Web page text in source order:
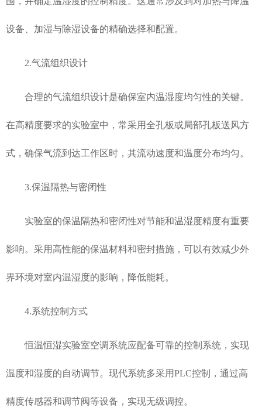
设备、加湿与除湿设备的精确选择和配置。
2.气流组织设计
合理的气流组织设计是确保室内温湿度均匀性的关键。
在高精度要求的实验室中，常采用全孔板或局部孔板送风方
式，确保气流到达工作区时，其流动速度和温度分布均匀。
3.保温隔热与密闭性
实验室的保温隔热和密闭性对节能和温湿度精度有重要
影响。采用高性能的保温材料和密封措施，可以有效减少外
界环境对室内温湿度的影响，降低能耗。
4.系统控制方式
恒温恒湿实验室空调系统应配备可靠的控制系统，实现
温度和湿度的自动调节。现代系统多采用PLC控制，通过高
精度传感器和调节阀等设备，实现无级调控。